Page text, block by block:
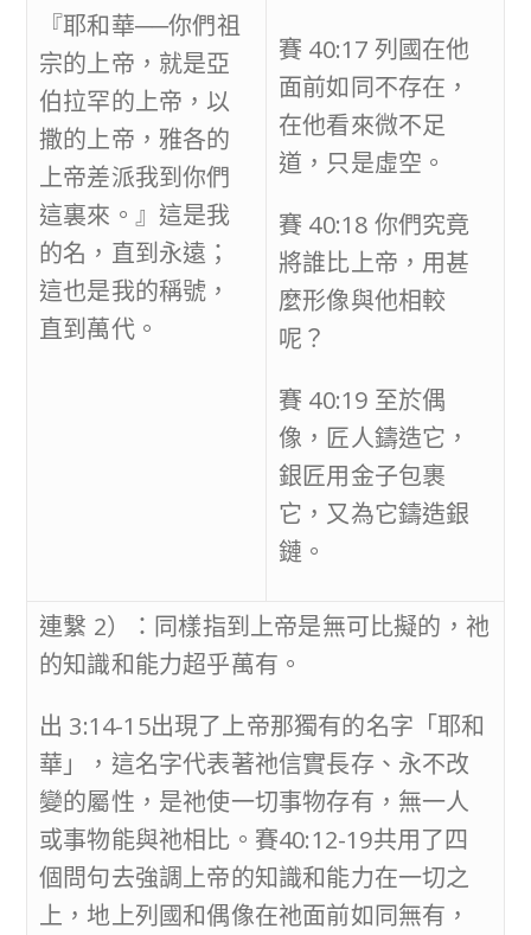
『耶和華──你們祖
宗的上帝，就是亞
伯拉罕的上帝，以
撒的上帝，雅各的
上帝差派我到你們
這裏來。』這是我
的名，直到永遠；
這也是我的稱號，
直到萬代。
賽 40:17 列國在他
面前如同不存在，
在他看來微不足
道，只是虛空。
賽 40:18 你們究竟
將誰比上帝，用甚
麼形像與他相較
呢？
賽 40:19 至於偶
像，匠人鑄造它，
銀匠用金子包裹
它，又為它鑄造銀
鏈。
連繫 2）：同樣指到上帝是無可比擬的，祂
的知識和能力超乎萬有。
出 3:14-15出現了上帝那獨有的名字「耶和
華」，這名字代表著祂信實長存、永不改
變的屬性，是祂使一切事物存有，無一人
或事物能與祂相比。賽40:12-19共用了四
個問句去強調上帝的知識和能力在一切之
上，地上列國和偶像在祂面前如同無有，